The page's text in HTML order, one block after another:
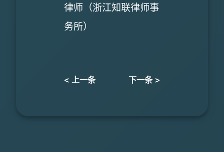
律师（浙江知联律师事
务所）
< 上一条 下一条 >